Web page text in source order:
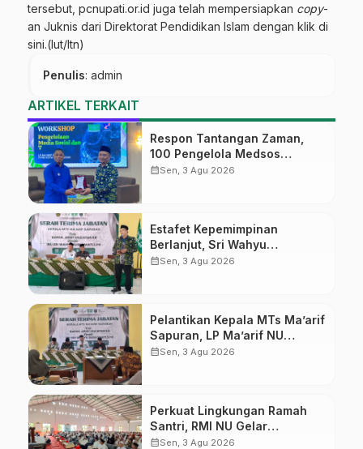
tersebut, pcnupati.or.id juga telah mempersiapkan copy-
an Juknis dari Direktorat Pendidikan Islam dengan klik di
sini.(lut/ltn)
Penulis: admin
ARTIKEL TERKAIT
Respon Tantangan Zaman,
100 Pengelola Medsos
Sekolah Ma’arif Pekalongan
calendar_monthSen, 3 Agu 2026
Estafet Kepemimpinan
Berlanjut, Sri Wahyu
Susilowati Resmi Pimpin MTs
calendar_monthSen, 3 Agu 2026
Pelantikan Kepala MTs Ma’arif
Sapuran, LP Ma’arif NU
Wonosobo Tekankan Lima
calendar_monthSen, 3 Agu 2026
Perkuat Lingkungan Ramah
Santri, RMI NU Gelar
‘Sambang Pesantren’ di Pati
calendar_monthSen, 3 Agu 2026